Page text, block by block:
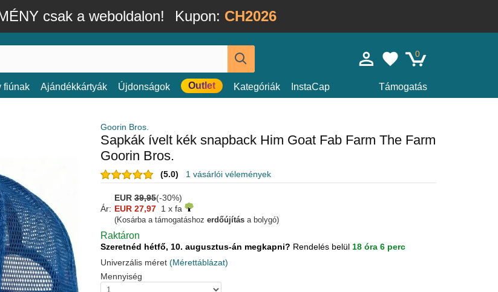
csak a weboldalon! Kupon: CH2026
0
fiúnak Ajándékkártyák Újdonságok Outlet Kategóriák InstaCap Támogatás
Goorin Bros.
Sapkák ívelt kék snapback Him Goat Fab Farm The Farm
Goorin Bros.
(5.0) 1 vásárlói vélemények
EUR 39,95(-30%)
Ár: EUR 27,97 1 x fa
(Kosárba a támogatáshoz erdőújítás a bolygó)
Raktáron
Szeretnéd hétfő, 10. augusztus-án megkapni? Rendelés belül 18 óra 6 perc
Univerzális méret (Mérettáblázat)
Mennyiség